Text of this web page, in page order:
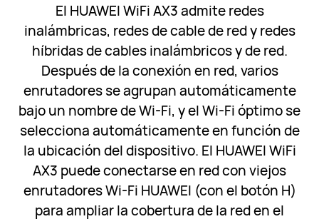
El HUAWEI WiFi AX3 admite redes
inalámbricas, redes de cable de red y redes
híbridas de cables inalámbricos y de red.
Después de la conexión en red, varios
enrutadores se agrupan automáticamente
bajo un nombre de Wi-Fi, y el Wi-Fi óptimo se
selecciona automáticamente en función de
la ubicación del dispositivo. El HUAWEI WiFi
AX3 puede conectarse en red con viejos
enrutadores Wi-Fi HUAWEI (con el botón H)
para ampliar la cobertura de la red en el